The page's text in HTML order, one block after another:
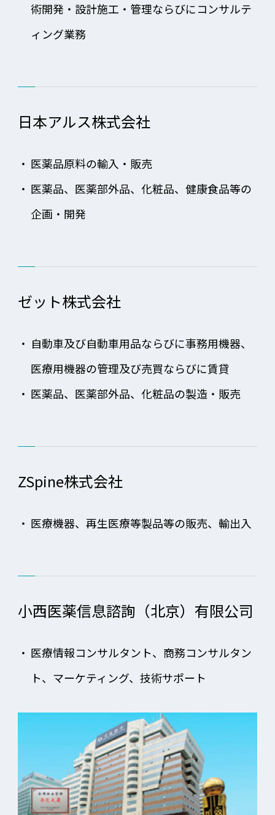
術開発・設計施工・管理ならびにコンサルテ
ィング業務
日本アルス株式会社
・ 医薬品原料の輸入・販売
・ 医薬品、医薬部外品、化粧品、健康食品等の
企画・開発
ゼット株式会社
・ 自動車及び自動車用品ならびに事務用機器、
医療用機器の管理及び売買ならびに賃貸
・ 医薬品、医薬部外品、化粧品の製造・販売
ZSpine株式会社
・ 医療機器、再生医療等製品等の販売、輸出入
小西医薬信息諮詢（北京）有限公司
・ 医療情報コンサルタント、商務コンサルタン
ト、マーケティング、技術サポート